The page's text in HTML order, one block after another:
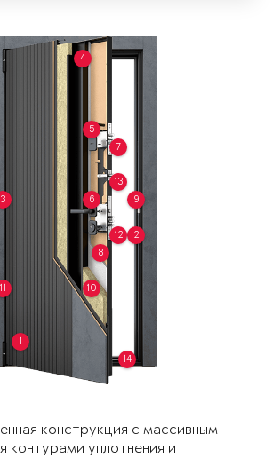
1
2
3
4
5
6
7
8
9
10
11
12
13
14
конструкция с массивным
контурами уплотнения и